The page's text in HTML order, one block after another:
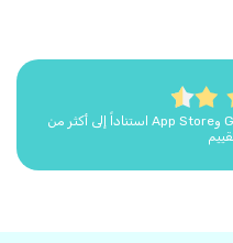
4.5/5 متوسط التقييم على Google Play وApp Store استناداً إلى أكثر من